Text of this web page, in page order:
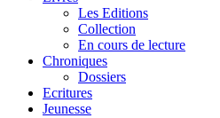
Les Editions
Collection
En cours de lecture
Chroniques
Dossiers
Ecritures
Jeunesse